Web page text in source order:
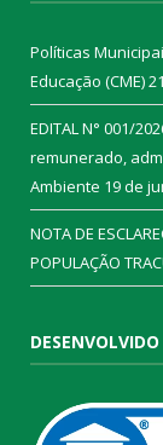
Políticas
Educação (CME)
EDITAL N° 001/
remunerado,
Ambiente 19 de
NOTA DE
POPULAÇÃO